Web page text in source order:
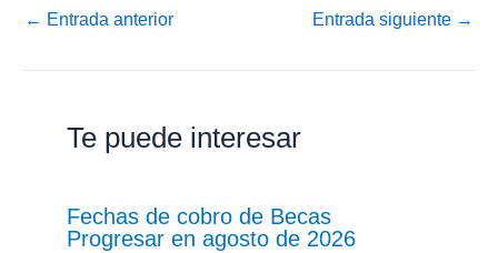
← Entrada anterior Entrada siguiente →
Te puede interesar
Fechas de cobro de Becas
Progresar en agosto de 2026